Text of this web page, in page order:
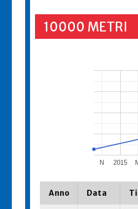
10000 METRI
2015
N
Anno Data